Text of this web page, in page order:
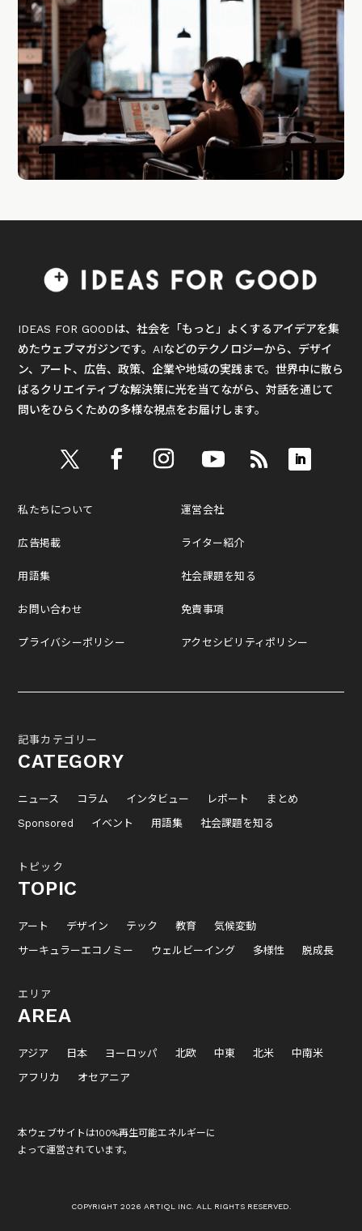
IDEAS FOR GOODは、社会を「もっと」よくするアイデアを集
めたウェブマガジンです。AIなどのテクノロジーから、デザイ
ン、アート、広告、政策、企業や地域の実践まで。世界中に散ら
ばるクリエイティブな解決策に光を当てながら、対話を通じて
問いをひらくための多様な視点をお届けします。
私たちについて
広告掲載
用語集
お問い合わせ
プライバシーポリシー
運営会社
ライター紹介
社会課題を知る
免責事項
アクセシビリティポリシー
記事カテゴリー
CATEGORY
ニュース コラム インタビュー レポート
まとめ
Sponsored
イベント 用語集 社会課題を知る
トピック
TOPIC
アート デザイン テック 教育
気候変動
サーキュラーエコノミー
ウェルビーイング 多様性 脱成長
エリア
AREA
アジア 日本 ヨーロッパ 北欧 中東 北米
中南米
アフリカ
オセアニア
本ウェブサイトは100%再生可能エネルギーに
よって運営されています。
COPYRIGHT 2026 ARTIQL INC. ALL RIGHTS RESERVED.